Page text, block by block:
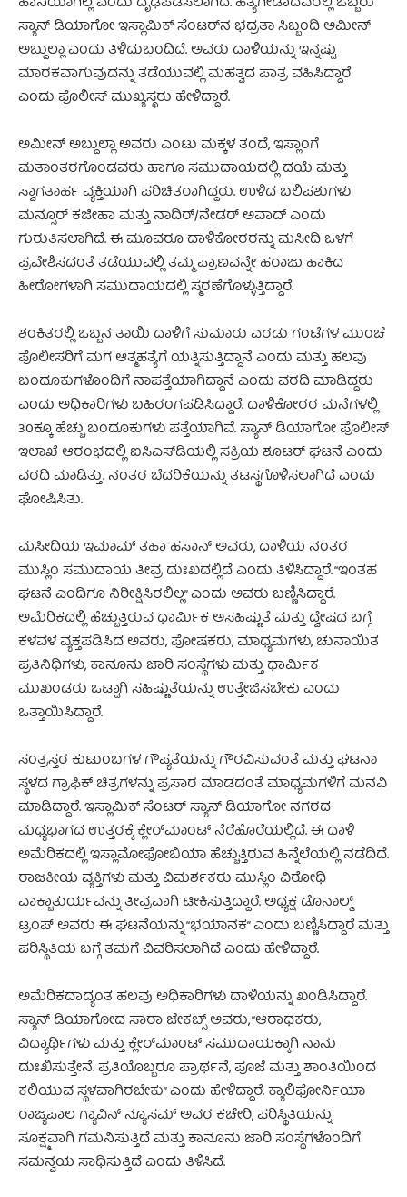
ಸ್ಯಾನ್ ಡಿಯಾಗೋ ಇಸ್ಲಾಮಿಕ್ ಸೆಂಟರ್‌ನ ಭದ್ರತಾ ಸಿಬ್ಬಂದಿ ಅಮೀನ್
ಅಬ್ದುಲ್ಲಾ ಎಂದು ತಿಳಿದುಬಂದಿದೆ. ಅವರು ದಾಳಿಯನ್ನು ಇನ್ನಷ್ಟು
ಮಾರಕವಾಗುವುದನ್ನು ತಡೆಯುವಲ್ಲಿ ಮಹತ್ವದ ಪಾತ್ರ ವಹಿಸಿದ್ದಾರೆ
ಎಂದು ಪೊಲೀಸ್ ಮುಖ್ಯಸ್ಥರು ಹೇಳಿದ್ದಾರೆ.
ಅಮೀನ್ ಅಬ್ದುಲ್ಲಾ ಅವರು ಎಂಟು ಮಕ್ಕಳ ತಂದೆ, ಇಸ್ಲಾಂಗೆ
ಮತಾಂತರಗೊಂಡವರು ಹಾಗೂ ಸಮುದಾಯದಲ್ಲಿ ದಯೆ ಮತ್ತು
ಸ್ವಾಗತಾರ್ಹ ವ್ಯಕ್ತಿಯಾಗಿ ಪರಿಚಿತರಾಗಿದ್ದರು. ಉಳಿದ ಬಲಿಪಶುಗಳು
ಮನ್ಸೂರ್ ಕಜೀಹಾ ಮತ್ತು ನಾದಿರ್/ನೇಡರ್ ಅವಾದ್ ಎಂದು
ಗುರುತಿಸಲಾಗಿದೆ. ಈ ಮೂವರೂ ದಾಳಿಕೋರರನ್ನು ಮಸೀದಿ ಒಳಗೆ
ಪ್ರವೇಶಿಸದಂತೆ ತಡೆಯುವಲ್ಲಿ ತಮ್ಮ ಪ್ರಾಣವನ್ನೇ ಹರಾಜು ಹಾಕಿದ
ಹೀರೋಗಳಾಗಿ ಸಮುದಾಯದಲ್ಲಿ ಸ್ಮರಣೆಗೊಳ್ಳುತ್ತಿದ್ದಾರೆ.
ಶಂಕಿತರಲ್ಲಿ ಒಬ್ಬನ ತಾಯಿ ದಾಳಿಗೆ ಸುಮಾರು ಎರಡು ಗಂಟೆಗಳ ಮುಂಚೆ
ಪೊಲೀಸರಿಗೆ ಮಗ ಆತ್ಮಹತ್ಯೆಗೆ ಯತ್ನಿಸುತ್ತಿದ್ದಾನೆ ಎಂದು ಮತ್ತು ಹಲವು
ಬಂದೂಕುಗಳೊಂದಿಗೆ ನಾಪತ್ತೆಯಾಗಿದ್ದಾನೆ ಎಂದು ವರದಿ ಮಾಡಿದ್ದರು
ಎಂದು ಅಧಿಕಾರಿಗಳು ಬಹಿರಂಗಪಡಿಸಿದ್ದಾರೆ. ದಾಳಿಕೋರರ ಮನೆಗಳಲ್ಲಿ
30ಕ್ಕೂ ಹೆಚ್ಚು ಬಂದೂಕುಗಳು ಪತ್ತೆಯಾಗಿವೆ. ಸ್ಯಾನ್ ಡಿಯಾಗೋ ಪೊಲೀಸ್
ಇಲಾಖೆ ಆರಂಭದಲ್ಲಿ ಐಸಿಎಸ್‌ಡಿಯಲ್ಲಿ ಸಕ್ರಿಯ ಶೂಟರ್ ಘಟನೆ ಎಂದು
ವರದಿ ಮಾಡಿತ್ತು. ನಂತರ ಬೆದರಿಕೆಯನ್ನು ತಟಸ್ಥಗೊಳಿಸಲಾಗಿದೆ ಎಂದು
ಘೋಷಿಸಿತು.
ಮಸೀದಿಯ ಇಮಾಮ್ ತಹಾ ಹಸಾನ್ ಅವರು, ದಾಳಿಯ ನಂತರ
ಮುಸ್ಲಿಂ ಸಮುದಾಯ ತೀವ್ರ ದುಃಖದಲ್ಲಿದೆ ಎಂದು ತಿಳಿಸಿದ್ದಾರೆ. “ಇಂತಹ
ಘಟನೆ ಎಂದಿಗೂ ನಿರೀಕ್ಷಿಸಿರಲಿಲ್ಲ” ಎಂದು ಅವರು ಬಣ್ಣಿಸಿದ್ದಾರೆ.
ಅಮೆರಿಕದಲ್ಲಿ ಹೆಚ್ಚುತ್ತಿರುವ ಧಾರ್ಮಿಕ ಅಸಹಿಷ್ಣುತೆ ಮತ್ತು ದ್ವೇಷದ ಬಗ್ಗೆ
ಕಳವಳ ವ್ಯಕ್ತಪಡಿಸಿದ ಅವರು, ಪೋಷಕರು, ಮಾಧ್ಯಮಗಳು, ಚುನಾಯಿತ
ಪ್ರತಿನಿಧಿಗಳು, ಕಾನೂನು ಜಾರಿ ಸಂಸ್ಥೆಗಳು ಮತ್ತು ಧಾರ್ಮಿಕ
ಮುಖಂಡರು ಒಟ್ಟಾಗಿ ಸಹಿಷ್ಣುತೆಯನ್ನು ಉತ್ತೇಜಿಸಬೇಕು ಎಂದು
ಒತ್ತಾಯಿಸಿದ್ದಾರೆ.
ಸಂತ್ರಸ್ತರ ಕುಟುಂಬಗಳ ಗೌಪ್ಯತೆಯನ್ನು ಗೌರವಿಸುವಂತೆ ಮತ್ತು ಘಟನಾ
ಸ್ಥಳದ ಗ್ರಾಫಿಕ್ ಚಿತ್ರಗಳನ್ನು ಪ್ರಸಾರ ಮಾಡದಂತೆ ಮಾಧ್ಯಮಗಳಿಗೆ ಮನವಿ
ಮಾಡಿದ್ದಾರೆ. ಇಸ್ಲಾಮಿಕ್ ಸೆಂಟರ್ ಸ್ಯಾನ್ ಡಿಯಾಗೋ ನಗರದ
ಮಧ್ಯಭಾಗದ ಉತ್ತರಕ್ಕೆ ಕ್ಲೇರ್‌ಮಾಂಟ್ ನೆರೆಹೊರೆಯಲ್ಲಿದೆ. ಈ ದಾಳಿ
ಅಮೆರಿಕದಲ್ಲಿ ಇಸ್ಲಾಮೋಫೋಬಿಯಾ ಹೆಚ್ಚುತ್ತಿರುವ ಹಿನ್ನೆಲೆಯಲ್ಲಿ ನಡೆದಿದೆ.
ರಾಜಕೀಯ ವ್ಯಕ್ತಿಗಳು ಮತ್ತು ವಿಮರ್ಶಕರು ಮುಸ್ಲಿಂ ವಿರೋಧಿ
ವಾಕ್ಚಾತುರ್ಯವನ್ನು ತೀವ್ರವಾಗಿ ಟೀಕಿಸುತ್ತಿದ್ದಾರೆ. ಅಧ್ಯಕ್ಷ ಡೊನಾಲ್ಡ್
ಟ್ರಂಪ್ ಅವರು ಈ ಘಟನೆಯನ್ನು “ಭಯಾನಕ” ಎಂದು ಬಣ್ಣಿಸಿದ್ದಾರೆ ಮತ್ತು
ಪರಿಸ್ಥಿತಿಯ ಬಗ್ಗೆ ತಮಗೆ ವಿವರಿಸಲಾಗಿದೆ ಎಂದು ಹೇಳಿದ್ದಾರೆ.
ಅಮೆರಿಕದಾದ್ಯಂತ ಹಲವು ಅಧಿಕಾರಿಗಳು ದಾಳಿಯನ್ನು ಖಂಡಿಸಿದ್ದಾರೆ.
ಸ್ಯಾನ್ ಡಿಯಾಗೋದ ಸಾರಾ ಜೇಕಬ್ಸ್ ಅವರು, “ಆರಾಧಕರು,
ವಿದ್ಯಾರ್ಥಿಗಳು ಮತ್ತು ಕ್ಲೇರ್‌ಮಾಂಟ್ ಸಮುದಾಯಕ್ಕಾಗಿ ನಾನು
ದುಃಖಿಸುತ್ತೇನೆ. ಪ್ರತಿಯೊಬ್ಬರೂ ಪ್ರಾರ್ಥನೆ, ಪೂಜೆ ಮತ್ತು ಶಾಂತಿಯಿಂದ
ಕಲಿಯುವ ಸ್ಥಳವಾಗಿರಬೇಕು” ಎಂದು ಹೇಳಿದ್ದಾರೆ. ಕ್ಯಾಲಿಫೋರ್ನಿಯಾ
ರಾಜ್ಯಪಾಲ ಗ್ಯಾವಿನ್ ನ್ಯೂಸಮ್ ಅವರ ಕಚೇರಿ, ಪರಿಸ್ಥಿತಿಯನ್ನು
ಸೂಕ್ಷ್ಮವಾಗಿ ಗಮನಿಸುತ್ತಿದೆ ಮತ್ತು ಕಾನೂನು ಜಾರಿ ಸಂಸ್ಥೆಗಳೊಂದಿಗೆ
ಸಮನ್ವಯ ಸಾಧಿಸುತ್ತಿದೆ ಎಂದು ತಿಳಿಸಿದೆ.